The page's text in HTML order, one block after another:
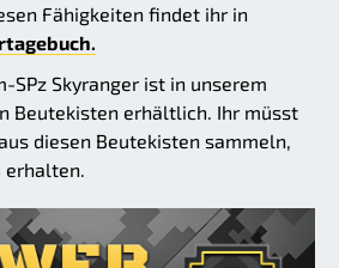
Fähigkeiten findet ihr in
SPz Skyranger ist in unserem
Beutekisten erhältlich. Ihr müsst
diesen Beutekisten sammeln,
erhalten.